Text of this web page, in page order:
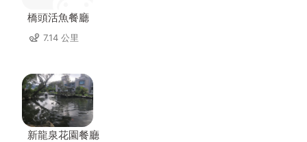
橋頭活魚餐廳
7.14 公里
新龍泉花園餐廳